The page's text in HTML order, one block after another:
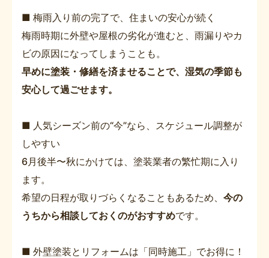
■ 梅雨入り前の完了で、住まいの安心が続く
梅雨時期に外壁や屋根の劣化が進むと、雨漏りやカ
ビの原因になってしまうことも。
早めに塗装・修繕を済ませることで、湿気の季節も
安心して過ごせます。
■ 人気シーズン前の“今”なら、スケジュール調整が
しやすい
6月後半〜秋にかけては、塗装業者の繁忙期に入り
ます。
希望の日程が取りづらくなることもあるため、 今の
うちから相談しておくのがおすすめです。
■ 外壁塗装とリフォームは「同時施工」でお得に！